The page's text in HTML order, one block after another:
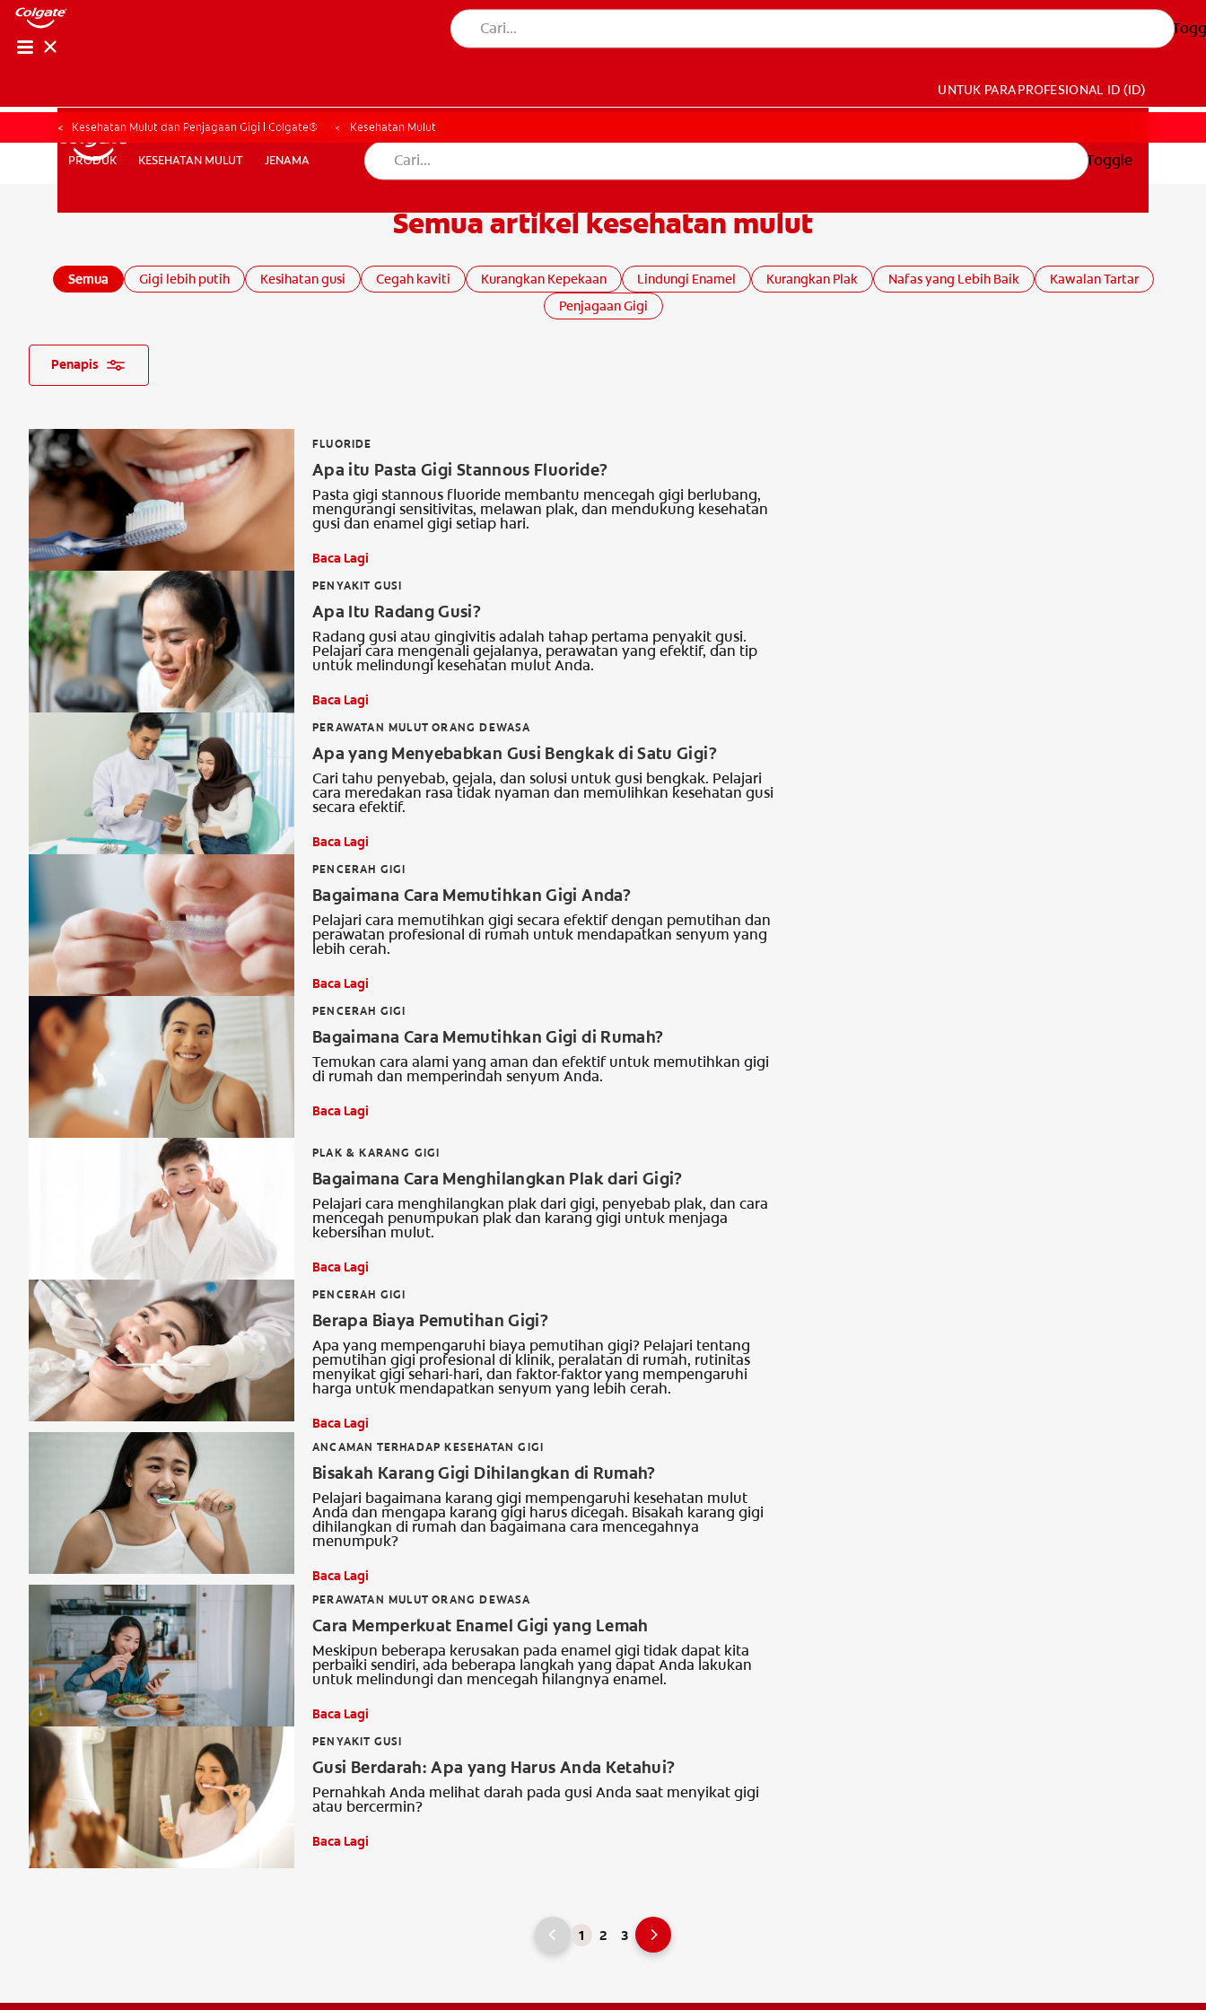
PRODUK KESEHATAN MULUT JENAMA
UNTUK PARA PROFESIONAL ID (ID)
UNTUK PARA PROFESIONAL ID (ID)
PRODUK KESEHATAN MULUT JENAMA
HUBUNGI KAMI
Toggle
Kesehatan Mulut dan Penjagaan Gigi | Colgate® Kesehatan Mulut
Semua artikel kesehatan mulut
Semua Gigi lebih putih Kesihatan gusi Cegah kaviti Kurangkan Kepekaan Lindungi Enamel Kurangkan Plak Nafas yang Lebih Baik
Kawalan Tartar
Penjagaan Gigi
Penapis
FLUORIDE
Apa itu Pasta Gigi Stannous Fluoride?
Pasta gigi stannous fluoride membantu mencegah gigi berlubang,
mengurangi sensitivitas, melawan plak, dan mendukung kesehatan
gusi dan enamel gigi setiap hari.
Baca Lagi
PENYAKIT GUSI
Apa Itu Radang Gusi?
Radang gusi atau gingivitis adalah tahap pertama penyakit gusi.
Pelajari cara mengenali gejalanya, perawatan yang efektif, dan tip
untuk melindungi kesehatan mulut Anda.
Baca Lagi
PERAWATAN MULUT ORANG DEWASA
Apa yang Menyebabkan Gusi Bengkak di Satu Gigi?
Cari tahu penyebab, gejala, dan solusi untuk gusi bengkak. Pelajari
cara meredakan rasa tidak nyaman dan memulihkan kesehatan gusi
secara efektif.
Baca Lagi
PENCERAH GIGI
Bagaimana Cara Memutihkan Gigi Anda?
Pelajari cara memutihkan gigi secara efektif dengan pemutihan dan
perawatan profesional di rumah untuk mendapatkan senyum yang
lebih cerah.
Baca Lagi
PENCERAH GIGI
Bagaimana Cara Memutihkan Gigi di Rumah?
Temukan cara alami yang aman dan efektif untuk memutihkan gigi
di rumah dan memperindah senyum Anda.
Baca Lagi
PLAK & KARANG GIGI
Bagaimana Cara Menghilangkan Plak dari Gigi?
Pelajari cara menghilangkan plak dari gigi, penyebab plak, dan cara
mencegah penumpukan plak dan karang gigi untuk menjaga
kebersihan mulut.
Baca Lagi
PENCERAH GIGI
Berapa Biaya Pemutihan Gigi?
Apa yang mempengaruhi biaya pemutihan gigi? Pelajari tentang
pemutihan gigi profesional di klinik, peralatan di rumah, rutinitas
menyikat gigi sehari-hari, dan faktor-faktor yang mempengaruhi
harga untuk mendapatkan senyum yang lebih cerah.
Baca Lagi
ANCAMAN TERHADAP KESEHATAN GIGI
Bisakah Karang Gigi Dihilangkan di Rumah?
Pelajari bagaimana karang gigi mempengaruhi kesehatan mulut
Anda dan mengapa karang gigi harus dicegah. Bisakah karang gigi
dihilangkan di rumah dan bagaimana cara mencegahnya
menumpuk?
Baca Lagi
PERAWATAN MULUT ORANG DEWASA
Cara Memperkuat Enamel Gigi yang Lemah
Meskipun beberapa kerusakan pada enamel gigi tidak dapat kita
perbaiki sendiri, ada beberapa langkah yang dapat Anda lakukan
untuk melindungi dan mencegah hilangnya enamel.
Baca Lagi
PENYAKIT GUSI
Gusi Berdarah: Apa yang Harus Anda Ketahui?
Pernahkah Anda melihat darah pada gusi Anda saat menyikat gigi
atau bercermin?
Baca Lagi
1 2 3